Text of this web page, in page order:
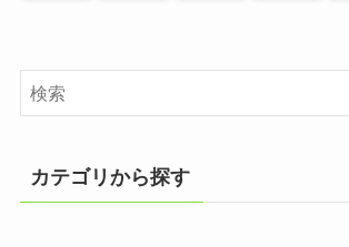
カテゴリから探す